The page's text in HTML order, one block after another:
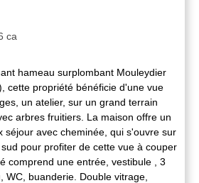
ca
hameau surplombant Mouleydier
cette propriété bénéficie d'une vue
un atelier, sur un grand terrain
arbres fruitiers. La maison offre un
séjour avec cheminée, qui s'ouvre sur
pour profiter de cette vue à couper
comprend une entrée, vestibule , 3
WC, buanderie. Double vitrage,